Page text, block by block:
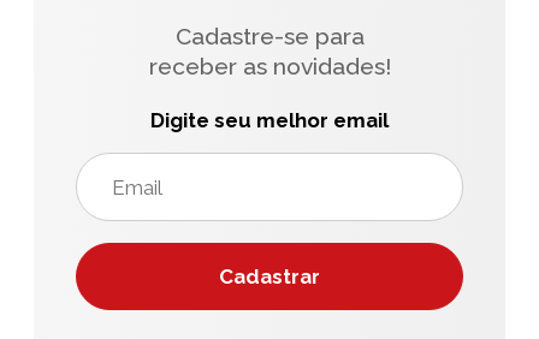
Cadastre-se para
receber as novidades!
Digite seu melhor email